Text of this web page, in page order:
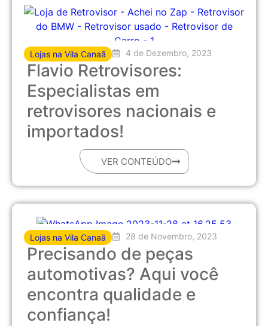
Lojas na Vila Canaã 4 de Dezembro, 2023
Flavio Retrovisores:
Especialistas em
retrovisores nacionais e
importados!
VER CONTEÚDO
Lojas na Vila Canaã 28 de Novembro, 2023
Precisando de peças
automotivas? Aqui você
encontra qualidade e
confiança!